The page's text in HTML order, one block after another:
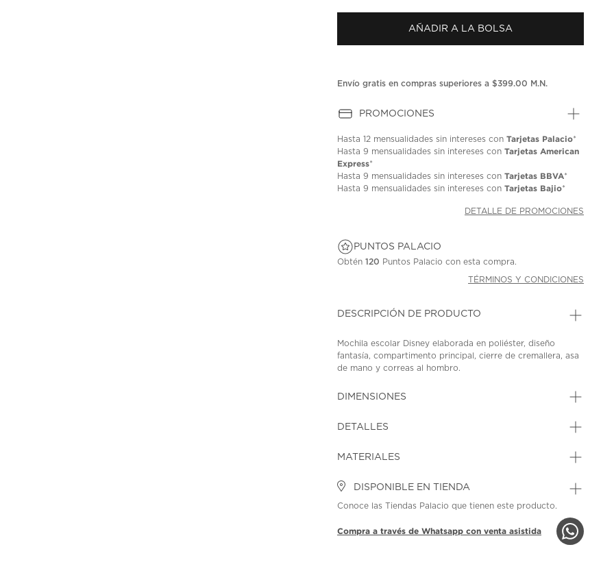
puntuación.
en
la
AÑADIR A LA BOLSA
Envío gratis en compras superiores a $399.00 M.N.
PROMOCIONES
Hasta12 mensualidades sin intereses conTarjetas Palacio*
Hasta9 mensualidades sin intereses conTarjetas American
Express*
Hasta9 mensualidades sin intereses conTarjetas BBVA*
Hasta9 mensualidades sin intereses conTarjetas Bajio*
DETALLE DE PROMOCIONES
PUNTOS PALACIO
Obtén120 Puntos Palacio con esta compra.
TÉRMINOS Y CONDICIONES
DESCRIPCIÓN DE PRODUCTO
Mochila escolar Disney elaborada en poliéster, diseño
fantasía, compartimento principal, cierre de cremallera, asa
de mano y correas al hombro.
DIMENSIONES
DETALLES
MATERIALES
DISPONIBLE EN TIENDA
Conoce las Tiendas Palacio que tienen este producto.
Compra a través de Whatsapp con venta asistida